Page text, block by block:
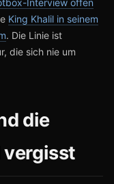
King Khalil in seinem
. Die Linie ist
die sich nie um
die
vergisst